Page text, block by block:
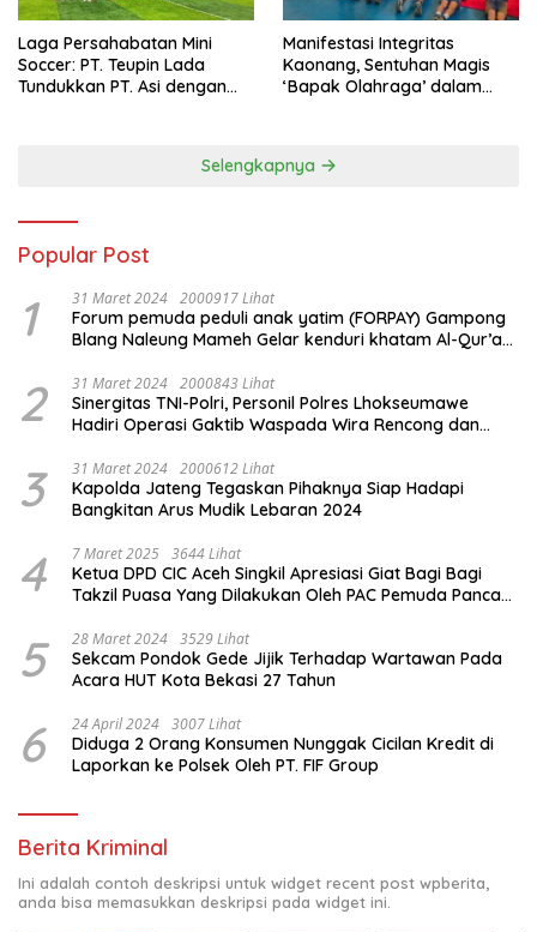
Laga Persahabatan Mini
Soccer: PT. Teupin Lada
Tundukkan PT. Asi dengan
Manifestasi Integritas
Kaonang, Sentuhan Magis
‘Bapak Olahraga’ dalam
Selengkapnya
Popular Post
1 31 Maret 2024 2000917 Lihat
Forum pemuda peduli anak yatim (FORPAY) Gampong
Blang Naleung Mameh Gelar kenduri khatam Al-Qur’an
2 31 Maret 2024 2000843 Lihat
Sinergitas TNI-Polri, Personil Polres Lhokseumawe
Hadiri Operasi Gaktib Waspada Wira Rencong dan
3 31 Maret 2024 2000612 Lihat
Kapolda Jateng Tegaskan Pihaknya Siap Hadapi
Bangkitan Arus Mudik Lebaran 2024
4 7 Maret 2025 3644 Lihat
Ketua DPD CIC Aceh Singkil Apresiasi Giat Bagi Bagi
Takzil Puasa Yang Dilakukan Oleh PAC Pemuda Panca
Meriah Kabupaten Aceh Singkil
5 28 Maret 2024 3529 Lihat
Sekcam Pondok Gede Jijik Terhadap Wartawan Pada
Acara HUT Kota Bekasi 27 Tahun
6 24 April 2024 3007 Lihat
Diduga 2 Orang Konsumen Nunggak Cicilan Kredit di
Laporkan ke Polsek Oleh PT. FIF Group
Berita Kriminal
Ini adalah contoh deskripsi untuk widget recent post wpberita,
anda bisa memasukkan deskripsi pada widget ini.